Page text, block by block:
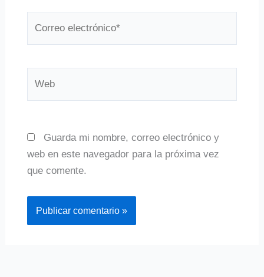
Guarda mi nombre, correo electrónico y
web en este navegador para la próxima vez
que comente.